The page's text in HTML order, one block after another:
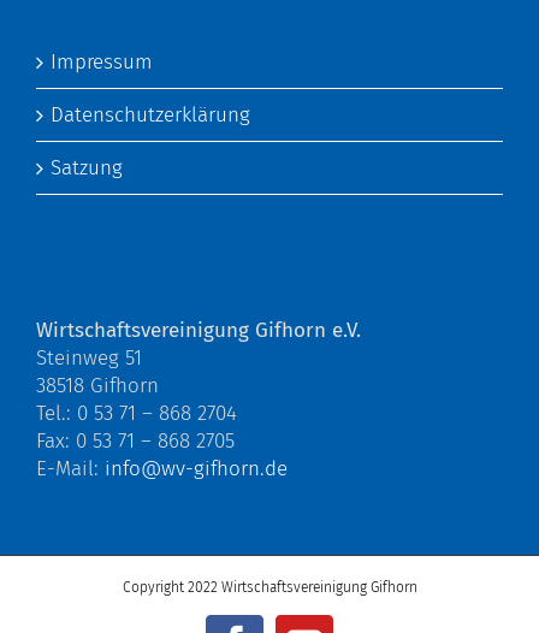
Impressum
Datenschutzerklärung
Satzung
Wirtschaftsvereinigung Gifhorn e.V.
Steinweg 51
38518 Gifhorn
Tel.: 0 53 71 – 868 2704
Fax: 0 53 71 – 868 2705
E-Mail: info@wv-gifhorn.de
Copyright 2022 Wirtschaftsvereinigung Gifhorn